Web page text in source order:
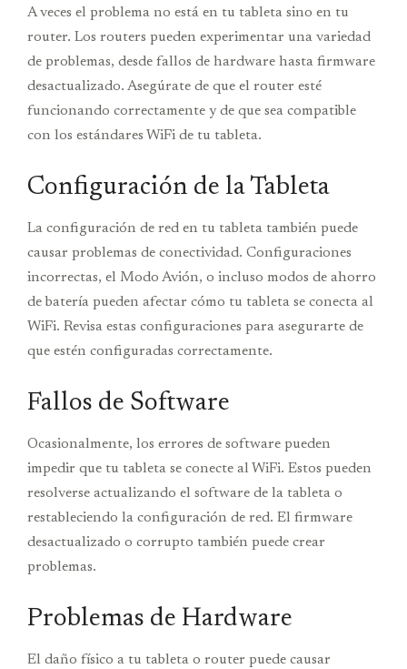
A veces el problema no está en tu tableta sino en tu
router. Los routers pueden experimentar una variedad
de problemas, desde fallos de hardware hasta firmware
desactualizado. Asegúrate de que el router esté
funcionando correctamente y de que sea compatible
con los estándares WiFi de tu tableta.
Configuración de la Tableta
La configuración de red en tu tableta también puede
causar problemas de conectividad. Configuraciones
incorrectas, el Modo Avión, o incluso modos de ahorro
de batería pueden afectar cómo tu tableta se conecta al
WiFi. Revisa estas configuraciones para asegurarte de
que estén configuradas correctamente.
Fallos de Software
Ocasionalmente, los errores de software pueden
impedir que tu tableta se conecte al WiFi. Estos pueden
resolverse actualizando el software de la tableta o
restableciendo la configuración de red. El firmware
desactualizado o corrupto también puede crear
problemas.
Problemas de Hardware
El daño físico a tu tableta o router puede causar